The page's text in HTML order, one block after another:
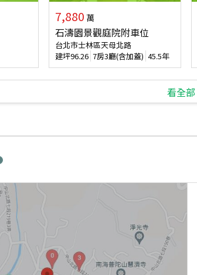
7,880 萬
石濤園景觀庭院附車位
台北市士林區天母北路
建坪96.26 7房3廳(含加蓋) 45.5年
看全部